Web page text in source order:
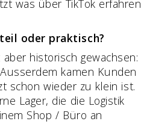
was über TikTok erfahren
oder praktisch?
historisch gewachsen:
kamen Kunden
schon wieder zu klein ist.
Lager, die die Logistik
Shop / Büro an